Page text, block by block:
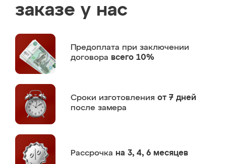
заказе у нас
Предоплата при заключении
договора всего 10%
Сроки изготовления от 7 дней
после замера
Рассрочка на 3, 4, 6 месяцев